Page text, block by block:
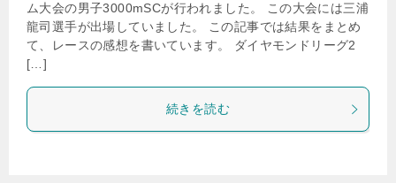
ム大会の男子3000mSCが行われました。 この大会には三浦
龍司選手が出場していました。 この記事では結果をまとめ
て、レースの感想を書いています。 ダイヤモンドリーグ2
[…]
続きを読む